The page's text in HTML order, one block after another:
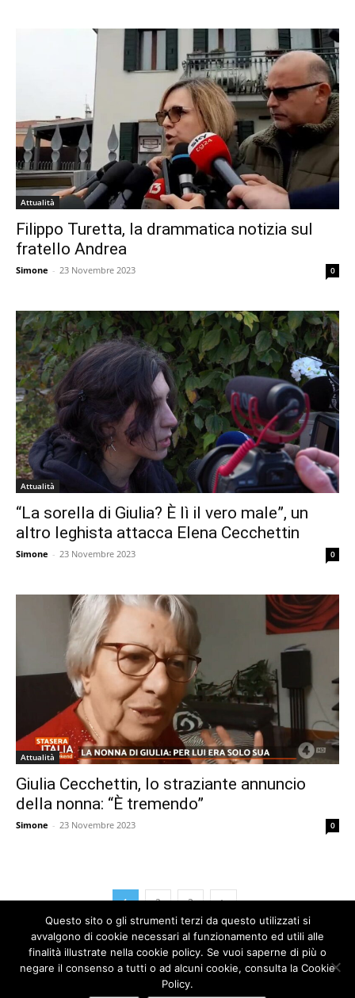
Attualità
Filippo Turetta, la drammatica notizia sul
fratello Andrea
Simone - 23 Novembre 2023 0
Attualità
“La sorella di Giulia? È lì il vero male”, un
altro leghista attacca Elena Cecchettin
Simone - 23 Novembre 2023 0
Attualità
Giulia Cecchettin, lo straziante annuncio
della nonna: “È tremendo”
Simone - 23 Novembre 2023 0
1 2 3
Cookie Policy
Questo sito o gli strumenti terzi da questo utilizzati si
avvalgono di cookie necessari al funzionamento ed utili alle
finalità illustrate nella cookie policy. Se vuoi saperne di più o
negare il consenso a tutti o ad alcuni cookie, consulta la Cookie
Policy.